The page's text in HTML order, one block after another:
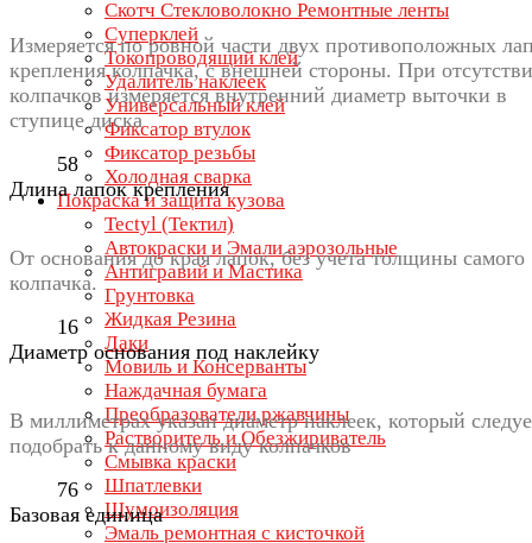
Скотч Стекловолокно Ремонтные ленты
Суперклей
Токопроводящий клей
Удалитель наклеек
Универсальный клей
Фиксатор втулок
Фиксатор резьбы
Холодная сварка
Покраска и защита кузова
Tectyl (Тектил)
Автокраски и Эмали аэрозольные
Антигравий и Мастика
Грунтовка
Жидкая Резина
Лаки
Мовиль и Консерванты
Наждачная бумага
Преобразователи ржавчины
Растворитель и Обезжириватель
Смывка краски
Шпатлевки
Шумоизоляция
Эмаль ремонтная с кисточкой
Измеряется по ровной части двух противоположных
крепления колпачка, с внешней стороны. При
колпачков измеряется внутренний диаметр выточки в
ступице диска
58
Длина лапок крепления
От основания до края лапок, без учета толщины самого
колпачка.
16
Диаметр основания под наклейку
В миллиметрах указан диаметр наклеек, который
подобрать к данному виду колпачков
76
Базовая единица